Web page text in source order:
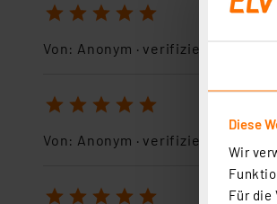
Diese
Wir
Für die
1 2 3 4 5
Von: Anonym · verifizierter Verkauf
1 2 3 4 5
Von: Anonym · verifizierter Verkauf
1 2 3 4 5